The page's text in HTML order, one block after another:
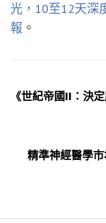
光，10至12天深
報 。
《世紀帝國II：決
精準神經醫學